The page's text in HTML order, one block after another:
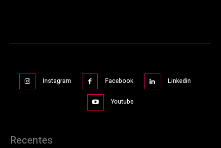
Instagram Facebook Linkedin
Youtube
Recentes